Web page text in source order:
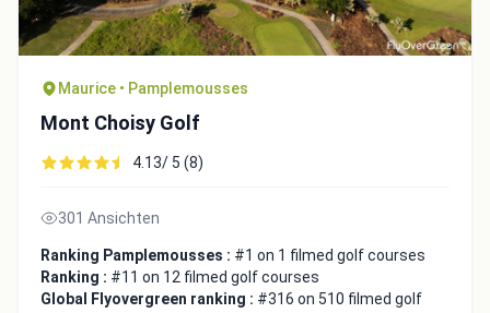
Maurice • Pamplemousses
Mont Choisy Golf
4.13/ 5 (8)
301 Ansichten
Ranking Pamplemousses : #1 on 1 filmed golf courses
Ranking : #11 on 12 filmed golf courses
Global Flyovergreen ranking : #316 on 510 filmed golf
Integrate video
Copy to Clipboard